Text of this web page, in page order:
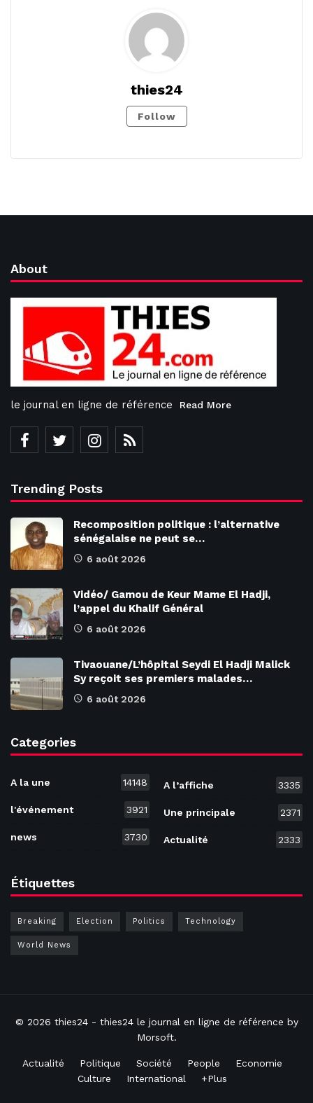
thies24
Follow
About
le journal en ligne de référence Read More
Trending Posts
Recomposition politique : l’alternative
sénégalaise ne peut se…
6 août 2026
Vidéo/ Gamou de Keur Mame El Hadji,
l’appel du Khalif Général
6 août 2026
Tivaouane/L’hôpital Seydi El Hadji Malick
Sy reçoit ses premiers malades…
6 août 2026
Categories
A la une 14148
l'événement 3921
news 3730
A l’affiche 3335
Une principale 2371
Actualité 2333
Étiquettes
Breaking Election Politics Technology
World News
© 2026 thies24- thies24 le journal en ligne de référence by
Morsoft.
Actualité Politique Société People
Economie
Culture
International +Plus